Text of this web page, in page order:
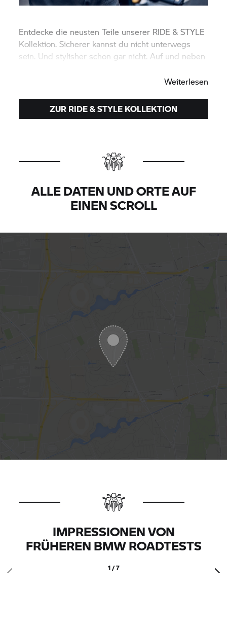
Entdecke die neusten Teile unserer RIDE & STYLE
Kollektion. Sicherer kannst du nicht unterwegs
sein. Und stylisher schon gar nicht. Auf und neben
Weiterlesen
ZUR RIDE & STYLE KOLLEKTION
ALLE DATEN UND ORTE AUF
EINEN SCROLL
IMPRESSIONEN VON
FRÜHEREN BMW ROADTESTS
1 / 7